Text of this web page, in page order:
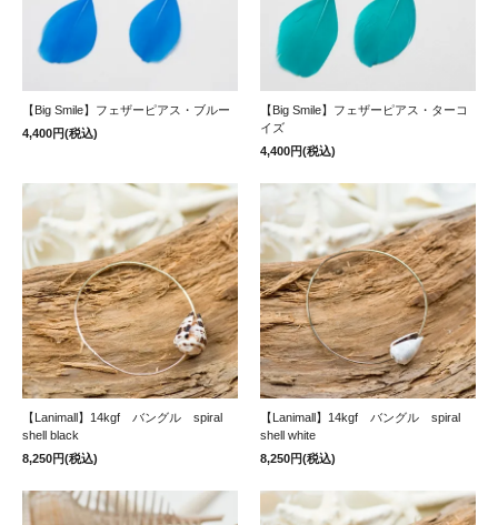
【Big Smile】フェザーピアス・ブルー
4,400円(税込)
【Big Smile】フェザーピアス・ターコ
イズ
4,400円(税込)
【Lanimall】14kgf バングル spiral
shell black
8,250円(税込)
【Lanimall】14kgf バングル spiral
shell white
8,250円(税込)